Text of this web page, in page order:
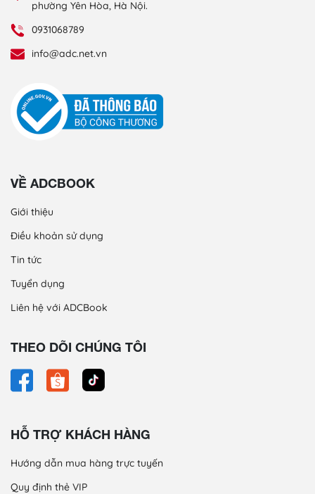
phường Yên Hòa, Hà Nội.
0931068789
info@adc.net.vn
VỀ ADCBOOK
Giới thiệu
Điều khoản sử dụng
Tin tức
Tuyển dụng
Liên hệ với ADCBook
THEO DÕI CHÚNG TÔI
HỖ TRỢ KHÁCH HÀNG
Hướng dẫn mua hàng trực tuyến
Quy định thẻ VIP